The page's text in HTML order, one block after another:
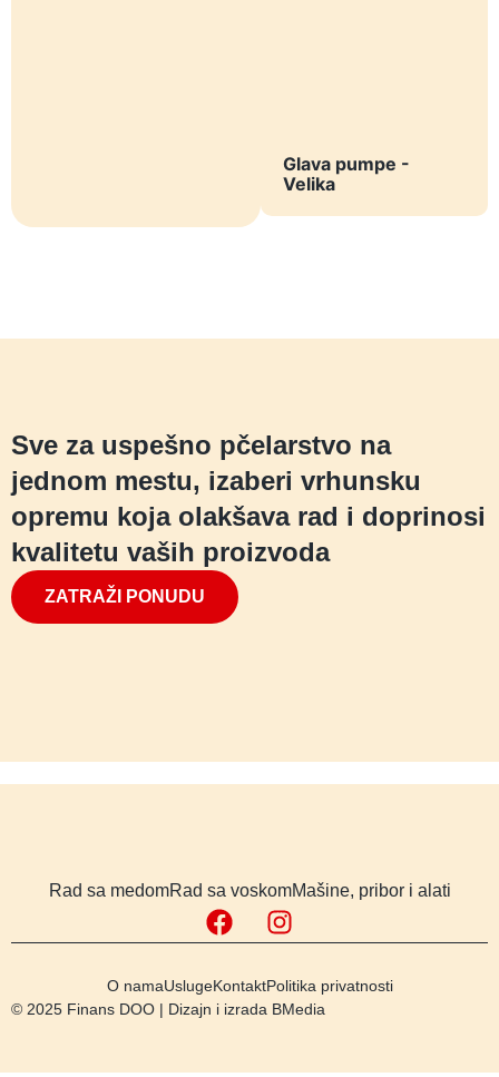
Glava pumpe -
Velika
Sve za uspešno pčelarstvo na
jednom mestu, izaberi vrhunsku
opremu koja olakšava rad i doprinosi
kvalitetu vaših proizvoda
ZATRAŽI PONUDU
Rad sa medomRad sa voskomMašine, pribor i alati
O namaUslugeKontaktPolitika privatnosti
© 2025 Finans DOO | Dizajn i izrada BMedia